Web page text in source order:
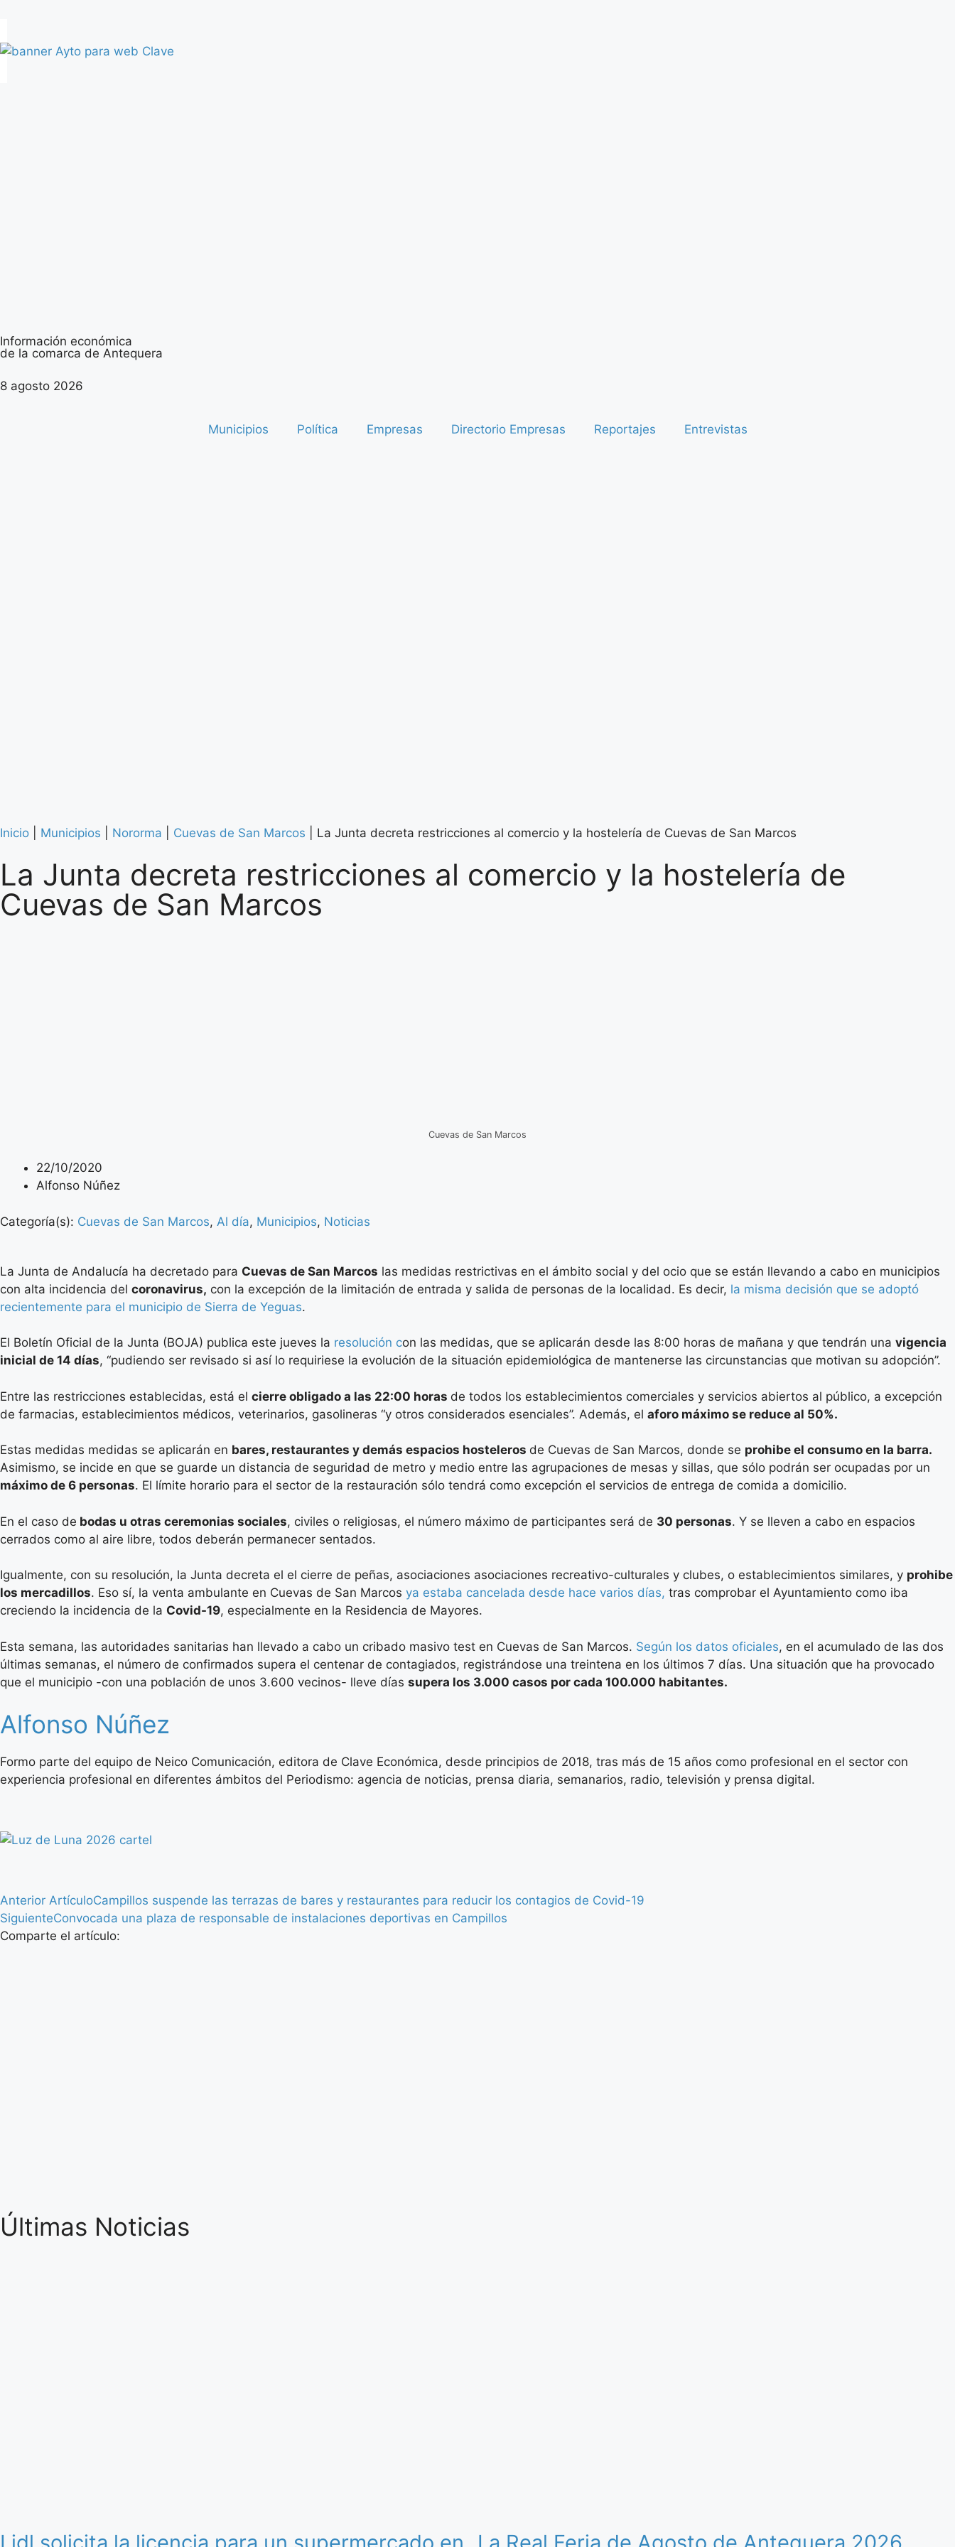
Información económica
de la comarca de Antequera
8 agosto 2026
Municipios Política Empresas Directorio Empresas Reportajes Entrevistas
Inicio Municipios Nororma Cuevas de San Marcos La Junta decreta restricciones al comercio y la hostelería de Cuevas de San Marcos
La Junta decreta restricciones al comercio y la hostelería de
Cuevas de San Marcos
Cuevas de San Marcos
22/10/2020
Alfonso Núñez
Categoría(s): Cuevas de San Marcos, Al día, Municipios, Noticias
La Junta de Andalucía ha decretado para Cuevas de San Marcos las medidas restrictivas en el ámbito social y del ocio que se están llevando a cabo en municipios
con alta incidencia del coronavirus, con la excepción de la limitación de entrada y salida de personas de la localidad. Es decir, la misma decisión que se adoptó
recientemente para el municipio de Sierra de Yeguas.
El Boletín Oficial de la Junta (BOJA) publica este jueves la resolución con las medidas, que se aplicarán desde las 8:00 horas de mañana y que tendrán una vigencia
inicial de 14 días, “pudiendo ser revisado si así lo requiriese la evolución de la situación epidemiológica de mantenerse las circunstancias que motivan su adopción”.
Entre las restricciones establecidas, está el cierre obligado a las 22:00 horas de todos los establecimientos comerciales y servicios abiertos al público, a excepción
de farmacias, establecimientos médicos, veterinarios, gasolineras “y otros considerados esenciales”. Además, el aforo máximo se reduce al 50%.
Estas medidas medidas se aplicarán en bares, restaurantes y demás espacios hosteleros de Cuevas de San Marcos, donde se prohibe el consumo en la barra.
Asimismo, se incide en que se guarde un distancia de seguridad de metro y medio entre las agrupaciones de mesas y sillas, que sólo podrán ser ocupadas por un
máximo de 6 personas. El límite horario para el sector de la restauración sólo tendrá como excepción el servicios de entrega de comida a domicilio.
En el caso de bodas u otras ceremonias sociales, civiles o religiosas, el número máximo de participantes será de 30 personas. Y se lleven a cabo en espacios
cerrados como al aire libre, todos deberán permanecer sentados.
Igualmente, con su resolución, la Junta decreta el el cierre de peñas, asociaciones asociaciones recreativo-culturales y clubes, o establecimientos similares, y prohibe
los mercadillos. Eso sí, la venta ambulante en Cuevas de San Marcos ya estaba cancelada desde hace varios días, tras comprobar el Ayuntamiento como iba
creciendo la incidencia de la Covid-19, especialmente en la Residencia de Mayores.
Esta semana, las autoridades sanitarias han llevado a cabo un cribado masivo test en Cuevas de San Marcos. Según los datos oficiales, en el acumulado de las dos
últimas semanas, el número de confirmados supera el centenar de contagiados, registrándose una treintena en los últimos 7 días. Una situación que ha provocado
que el municipio -con una población de unos 3.600 vecinos- lleve días supera los 3.000 casos por cada 100.000 habitantes.
Alfonso Núñez
Formo parte del equipo de Neico Comunicación, editora de Clave Económica, desde principios de 2018, tras más de 15 años como profesional en el sector con
experiencia profesional en diferentes ámbitos del Periodismo: agencia de noticias, prensa diaria, semanarios, radio, televisión y prensa digital.
Anterior ArtículoCampillos suspende las terrazas de bares y restaurantes para reducir los contagios de Covid-19
SiguienteConvocada una plaza de responsable de instalaciones deportivas en Campillos
Comparte el artículo:
Últimas Noticias